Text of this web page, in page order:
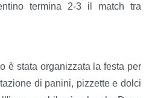
termina 2-3 il match tra
è stata organizzata la festa per
di panini, pizzette e dolci